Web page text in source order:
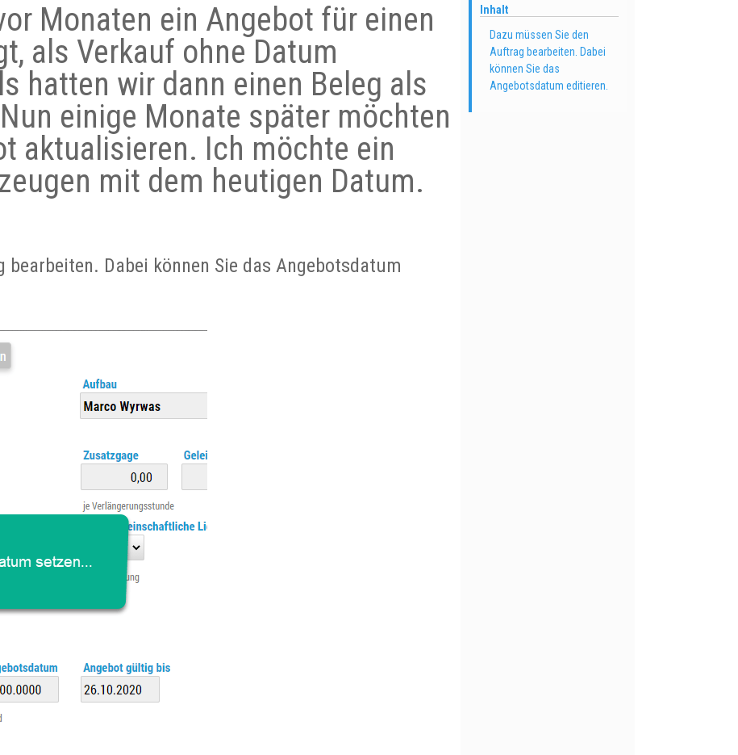
Monaten ein Angebot für einen
als Verkauf ohne Datum
hatten wir dann einen Beleg als
einige Monate später möchten
aktualisieren. Ich möchte ein
mit dem heutigen Datum.
bearbeiten. Dabei können Sie das Angebotsdatum
Inhalt
Dazu müssen Sie den
Auftrag bearbeiten. Dabei
können Sie das
Angebotsdatum editieren.